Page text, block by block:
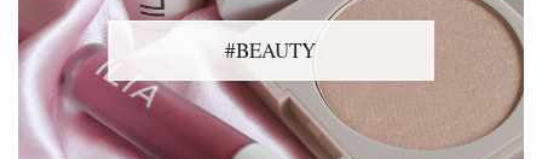
#BEAUTY